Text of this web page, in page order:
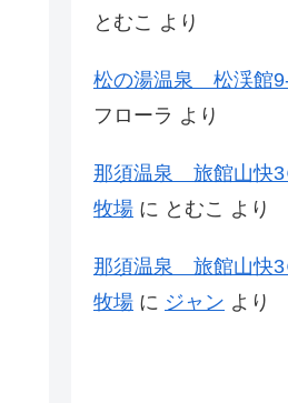
とむこ より
松の湯温泉 松渓館
フローラ より
那須温泉 旅館山
牧場 に とむこ より
那須温泉 旅館山
牧場 に ジャン より